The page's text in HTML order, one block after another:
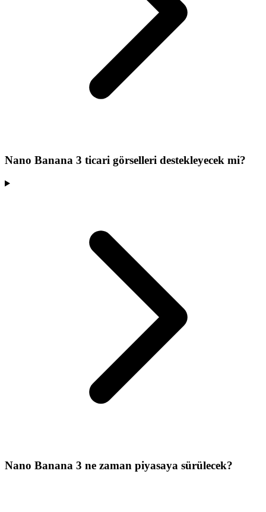
Nano Banana 3 ticari görselleri destekleyecek mi?
Nano Banana 3 ne zaman piyasaya sürülecek?